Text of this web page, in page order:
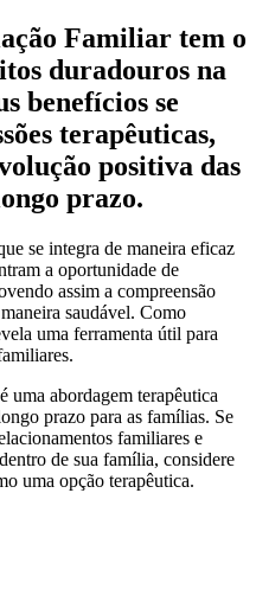
Familiar tem o
duradouros na
benefícios se
terapêuticas,
positiva das
prazo.
se integra de maneira eficaz
a oportunidade de
assim a compreensão
saudável. Como
uma ferramenta útil para
uma abordagem terapêutica
prazo para as famílias. Se
familiares e
de sua família, considere
uma opção terapêutica.